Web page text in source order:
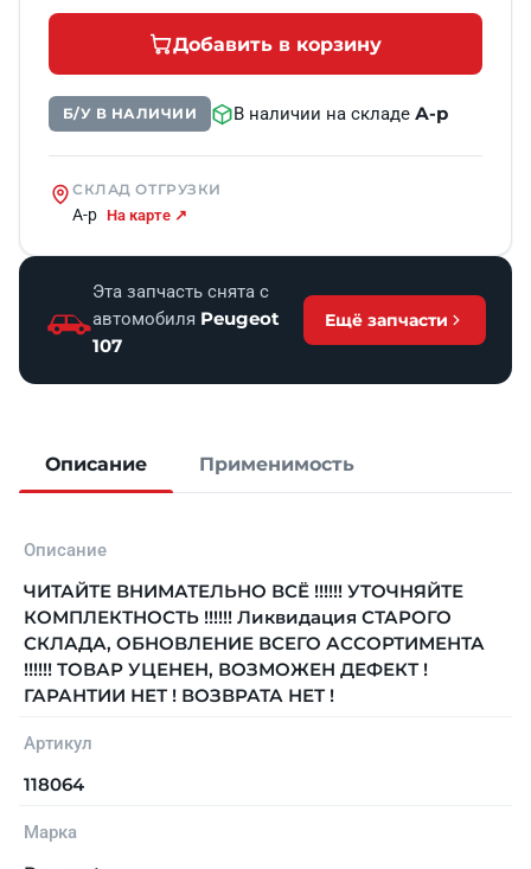
Добавить в корзину
Б/У В НАЛИЧИИ В наличии на складеА-р
СКЛАД ОТГРУЗКИ
А-р На карте ↗
Эта запчасть снята с
автомобиля Peugeot
107
Ещё запчасти
Описание Применимость
Описание
ЧИТАЙТЕ ВНИМАТЕЛЬНО ВСЁ !!!!!! УТОЧНЯЙТЕ
КОМПЛЕКТНОСТЬ !!!!!! Ликвидация СТАРОГО
СКЛАДА, ОБНОВЛЕНИЕ ВСЕГО АССОРТИМЕНТА
!!!!!! ТОВАР УЦЕНЕН, ВОЗМОЖЕН ДЕФЕКТ !
ГАРАНТИИ НЕТ ! ВОЗВРАТА НЕТ !
Артикул
118064
Марка